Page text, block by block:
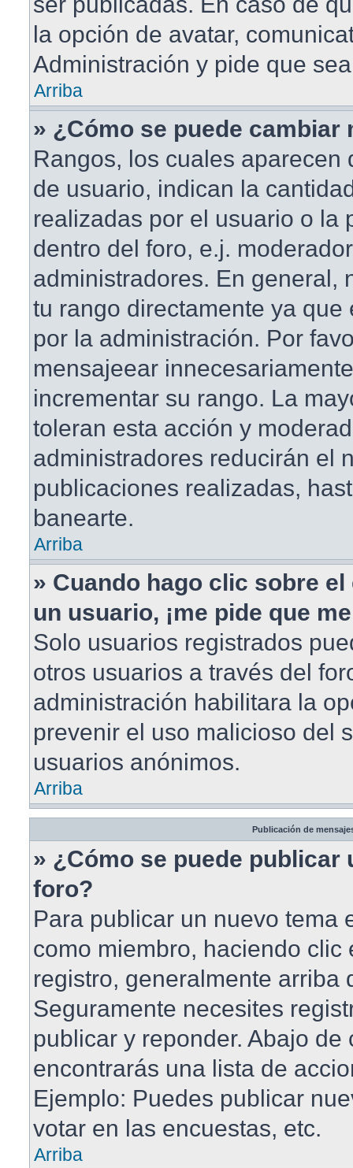
la opción de avatar,
Administración y pide que
Arriba
» ¿Cómo se puede cambiar
Rangos, los cuales aparecen
de usuario, indican la
realizadas por el usuario o la
dentro del foro, e.j.
administradores. En general,
tu rango directamente ya que
por la administración. Por
mensajeear
incrementar su rango. La
toleran esta acción y
administradores reducirán el
publicaciones realizadas,
banearte.
Arriba
» Cuando hago clic sobre
un usuario, ¡me pide que
Solo usuarios registrados
otros usuarios a través del
administración habilitara la
prevenir el uso malicioso del
usuarios anónimos.
Arriba
Publicación de
» ¿Cómo se puede publicar
foro?
Para publicar un nuevo tema
como miembro, haciendo clic
registro, generalmente arriba
Seguramente necesites
publicar y reponder. Abajo de
encontrarás una lista de
Ejemplo: Puedes publicar
votar en las encuestas, etc.
Arriba